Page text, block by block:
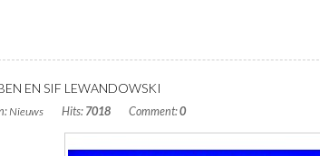
EN SIF LEWANDOWSKI
Nieuws Hits: 7018 Comment:0